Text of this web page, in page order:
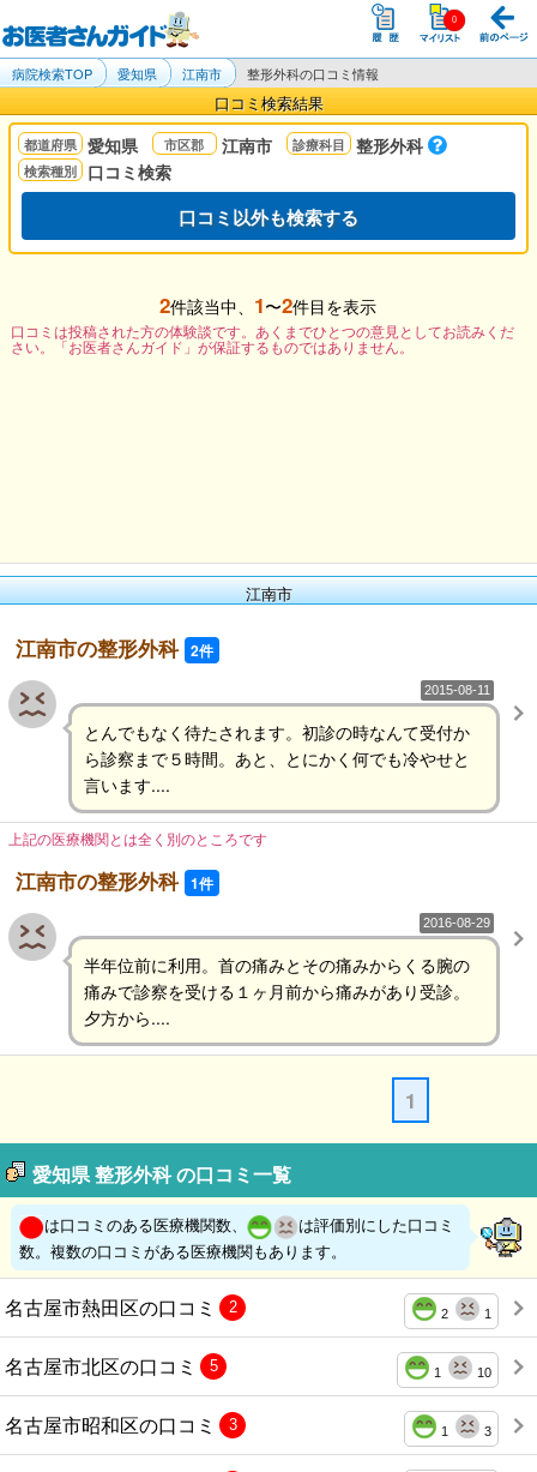
病院検索TOP 愛知県 江南市 整形外科の口コミ情報
口コミ検索結果
愛知県 江南市
整形外科
口コミ検索
口コミ以外も検索する
2件該当中、 1〜2件目を表示
口コミは投稿された方の体験談です。あくまでひとつの意見としてお読みくだ
さい。「お医者さんガイド」が保証するものではありません。
江南市
江南市の整形外科 2件
2015-08-11
とんでもなく待たされます。初診の時なんて受付か
ら診察まで５時間。あと、とにかく何でも冷やせと
言います....
上記の医療機関とは全く別のところです
江南市の整形外科 1件
2016-08-29
半年位前に利用。首の痛みとその痛みからくる腕の
痛みで診察を受ける１ヶ月前から痛みがあり受診。
夕方から....
1
愛知県 整形外科 の口コミ一覧
は口コミのある医療機関数、
は評価別にした口コミ
数。複数の口コミがある医療機関もあります。
名古屋市熱田区の口コミ 2 1
2
名古屋市北区の口コミ 1 10
5
名古屋市昭和区の口コミ 1 3
3